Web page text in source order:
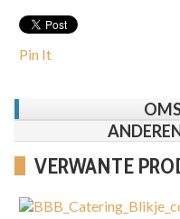
Pin It
VERWANTE